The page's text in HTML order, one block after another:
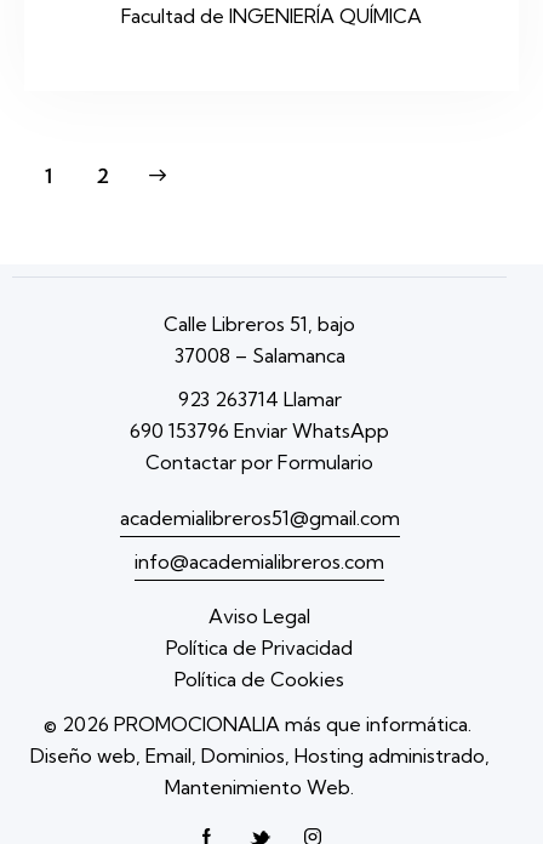
Facultad de INGENIERÍA QUÍMICA
1 2
Calle Libreros 51, bajo
37008 – Salamanca
923 263714 Llamar
690 153796 Enviar WhatsApp
Contactar por Formulario
academialibreros51@gmail.com
info@academialibreros.com
Aviso Legal
Política de Privacidad
Política de Cookies
© 2026 PROMOCIONALIA más que informática
Diseño web, Email, Dominios, Hosting administrado,
Mantenimiento Web.